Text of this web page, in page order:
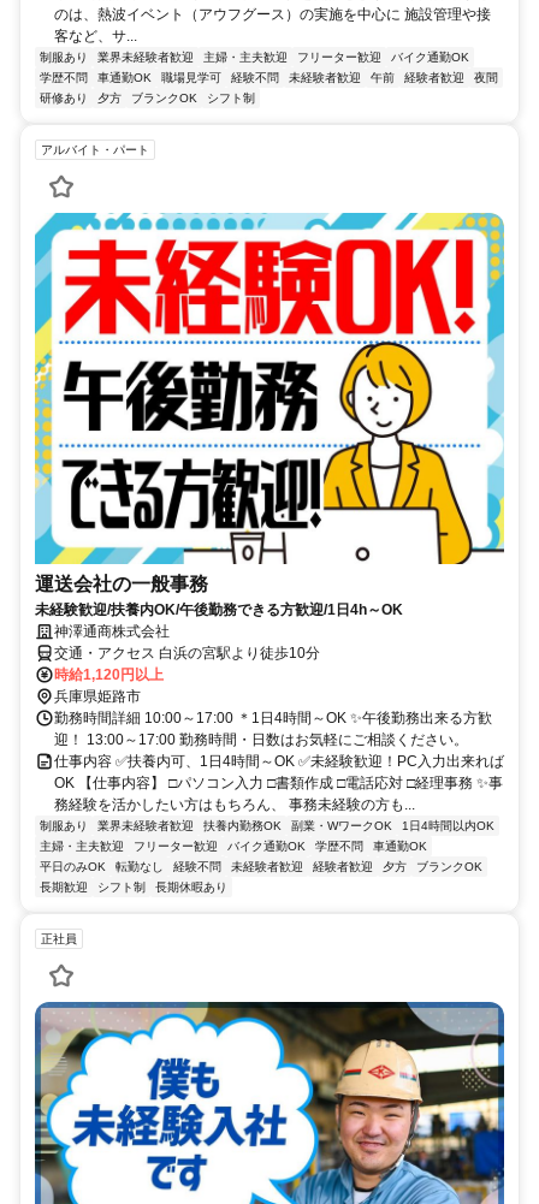
のは、熱波イベント（アウフグース）の実施を中心に 施設管理や接
客など、サ...
制服あり 業界未経験者歓迎 主婦・主夫歓迎 フリーター歓迎
バイク通勤OK
学歴不問
車通勤OK 職場見学可 経験不問 未経験者歓迎 午前 経験者歓迎
夜間
研修あり
夕方 ブランクOK シフト制
アルバイト・パート
運送会社の一般事務
未経験歓迎/扶養内OK/午後勤務できる方歓迎/1日4h～OK
神澤通商株式会社
交通・アクセス 白浜の宮駅より徒歩10分
時給1,120円以上
兵庫県姫路市
勤務時間詳細 10:00～17:00 ＊1日4時間～OK ✨午後勤務出来る方歓
迎！ 13:00～17:00 勤務時間・日数はお気軽にご相談ください。
仕事内容 ✅扶養内可、1日4時間～OK ✅未経験歓迎！PC入力出来れば
OK 【仕事内容】 □パソコン入力 □書類作成 □電話応対 □経理事務 ✨事
務経験を活かしたい方はもちろん、 事務未経験の方も...
制服あり 業界未経験者歓迎 扶養内勤務OK 副業・WワークOK
1日4時間以内OK
主婦・主夫歓迎
フリーター歓迎 バイク通勤OK 学歴不問
車通勤OK
平日のみOK
転勤なし 経験不問 未経験者歓迎 経験者歓迎 夕方
ブランクOK
長期歓迎
シフト制 長期休暇あり
正社員